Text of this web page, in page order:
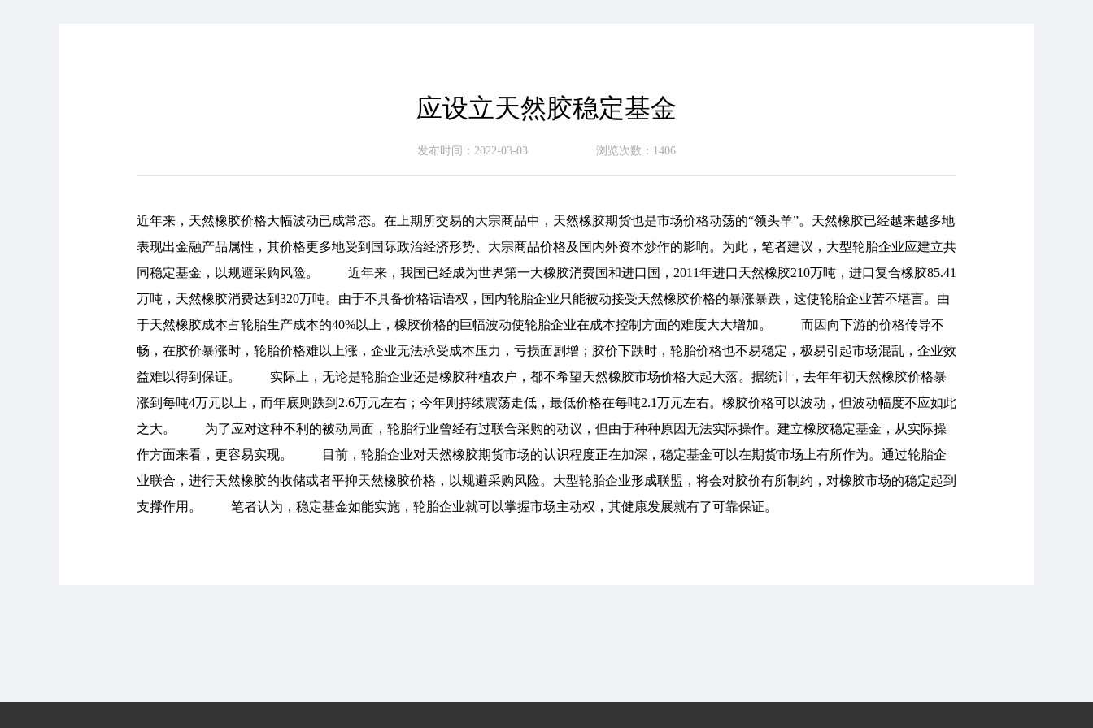
应设立天然胶稳定基金
发布时间：2022-03-03 浏览次数：1406
近年来，天然橡胶价格大幅波动已成常态。在上期所交易的大宗商品中，天然橡胶期货也是市场价格动荡的“领头羊”。天然橡胶已经越来越多地
表现出金融产品属性，其价格更多地受到国际政治经济形势、大宗商品价格及国内外资本炒作的影响。为此，笔者建议，大型轮胎企业应建立共
同稳定基金，以规避采购风险。 近年来，我国已经成为世界第一大橡胶消费国和进口国，2011年进口天然橡胶210万吨，进口复合橡胶85.41
万吨，天然橡胶消费达到320万吨。由于不具备价格话语权，国内轮胎企业只能被动接受天然橡胶价格的暴涨暴跌，这使轮胎企业苦不堪言。由
于天然橡胶成本占轮胎生产成本的40%以上，橡胶价格的巨幅波动使轮胎企业在成本控制方面的难度大大增加。 而因向下游的价格传导不
畅，在胶价暴涨时，轮胎价格难以上涨，企业无法承受成本压力，亏损面剧增；胶价下跌时，轮胎价格也不易稳定，极易引起市场混乱，企业效
益难以得到保证。 实际上，无论是轮胎企业还是橡胶种植农户，都不希望天然橡胶市场价格大起大落。据统计，去年年初天然橡胶价格暴
涨到每吨4万元以上，而年底则跌到2.6万元左右；今年则持续震荡走低，最低价格在每吨2.1万元左右。橡胶价格可以波动，但波动幅度不应如此
之大。 为了应对这种不利的被动局面，轮胎行业曾经有过联合采购的动议，但由于种种原因无法实际操作。建立橡胶稳定基金，从实际操
作方面来看，更容易实现。 目前，轮胎企业对天然橡胶期货市场的认识程度正在加深，稳定基金可以在期货市场上有所作为。通过轮胎企
业联合，进行天然橡胶的收储或者平抑天然橡胶价格，以规避采购风险。大型轮胎企业形成联盟，将会对胶价有所制约，对橡胶市场的稳定起到
支撑作用。 笔者认为，稳定基金如能实施，轮胎企业就可以掌握市场主动权，其健康发展就有了可靠保证。